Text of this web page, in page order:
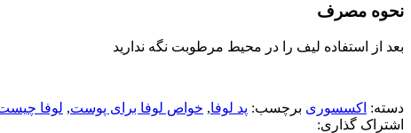
نحوه مصرف
بعد از استفاده لیف را در محیط مرطوبت نگه ندارید
دسته: اکسسوری برچسب: پد لوفا, خواص لوفا برای پوست, لوفا
اشتراک گذاری: